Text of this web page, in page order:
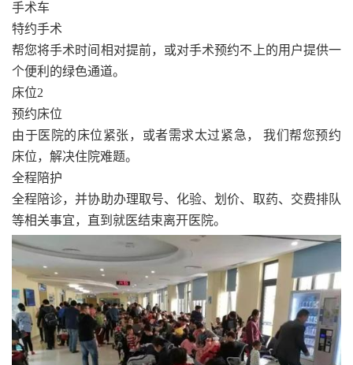
手术车
特约手术
帮您将手术时间相对提前，或对手术预约不上的用户提供一
个便利的绿色通道。
床位2
预约床位
由于医院的床位紧张，或者需求太过紧急， 我们帮您预约
床位，解决住院难题。
全程陪护
全程陪诊，并协助办理取号、化验、划价、取药、交费排队
等相关事宜，直到就医结束离开医院。